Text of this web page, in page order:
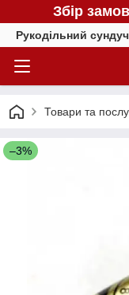
Збір
Рукодільний
Товари та
–3%